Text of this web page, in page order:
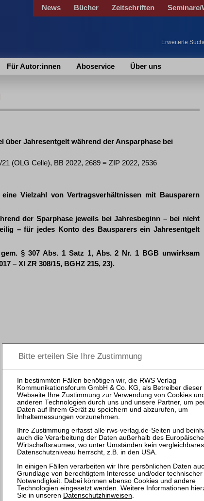
News Bücher Zeitschriften Seminare/
Erweiterte
Für Autor:innen Aboservice Über uns
über Jahresentgelt während der Ansparphase bei
(OLG Celle), BB 2022, 2689 = ZIP 2022, 2536
Vielzahl von Vertragsverhältnissen mit Bausparern
der Sparphase jeweils bei Jahresbeginn – bei nicht
– für jedes Konto des Bausparers ein Jahresentgelt
§ 307 Abs. 1 Satz 1, Abs. 2 Nr. 1 BGB unwirksam
– XI ZR 308/15, BGHZ 215, 23).
Datenschutzhinweisen